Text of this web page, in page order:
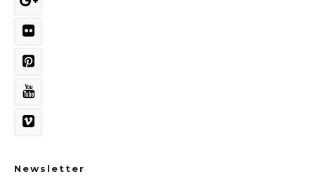
Newsletter